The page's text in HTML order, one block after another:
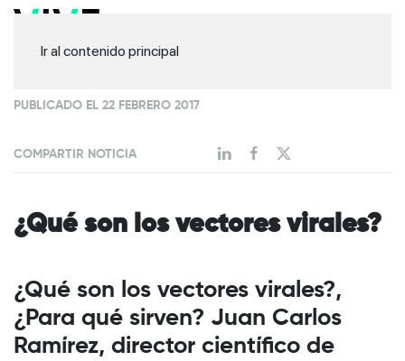
Ir al contenido principal
PUBLICADO EL 22 FEBRERO 2017
COMPARTIR NOTICIA
¿Qué son los vectores virales?
¿Qué son los vectores virales?,
¿Para qué sirven? Juan Carlos
Ramírez, director científico de